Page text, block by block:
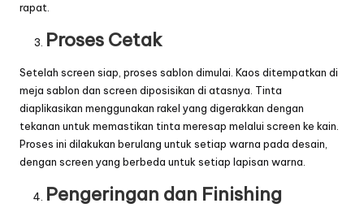
rapat.
Proses Cetak
Setelah screen siap, proses sablon dimulai. Kaos ditempatkan di
meja sablon dan screen diposisikan di atasnya. Tinta
diaplikasikan menggunakan rakel yang digerakkan dengan
tekanan untuk memastikan tinta meresap melalui screen ke kain.
Proses ini dilakukan berulang untuk setiap warna pada desain,
dengan screen yang berbeda untuk setiap lapisan warna.
Pengeringan dan Finishing